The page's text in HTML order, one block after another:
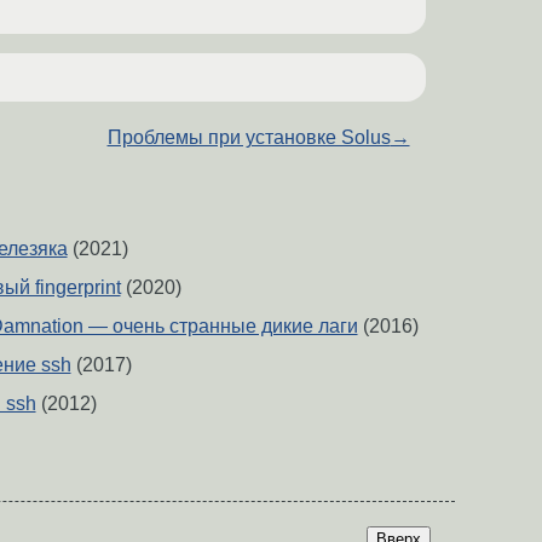
Проблемы при установке Solus→
(2021)
fingerprint(2020)
— очень странные дикие лаги (2016)
ssh (2017)
(2012)
Вверх